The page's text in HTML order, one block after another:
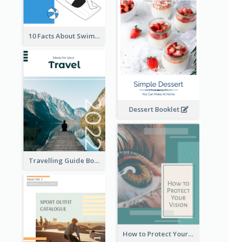
10 Facts About Swimming
Dessert Booklet
Travelling Guide Booklet
How to Protect Your Vision Booklet